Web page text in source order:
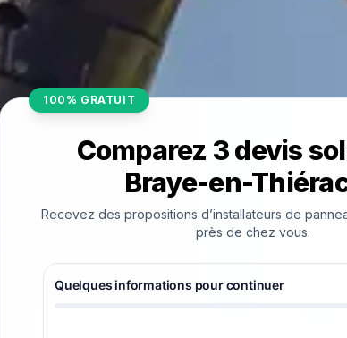
100% GRATUIT
Comparez 3 devis
Braye-en-
Recevez des propositions d’installateurs de
près de chez vous.